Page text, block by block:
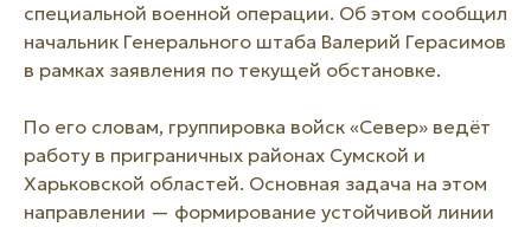
специальной военной операции. Об этом сообщил
начальник Генерального штаба Валерий Герасимов
в рамках заявления по текущей обстановке.
По его словам, группировка войск «Север» ведёт
работу в приграничных районах Сумской и
Харьковской областей. Основная задача на этом
направлении — формирование устойчивой линии